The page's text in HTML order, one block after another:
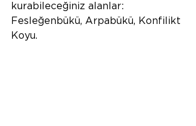
kurabileceğiniz alanlar:
Fesleğenbükü, Arpabükü, Konfilikt
Koyu.